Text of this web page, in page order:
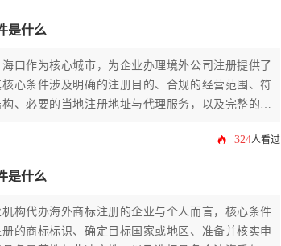
是什么
口作为核心城市，为企业办理境外公司注册提供了
心条件涉及明确的注册目的、合规的经营范围、符
、必要的当地注册地址与代理服务，以及完整的申
324人看过
是什么
构代办海外商标注册的企业与个人而言，核心条件
的商标标识、确定目标国家或地区、准备并核实申